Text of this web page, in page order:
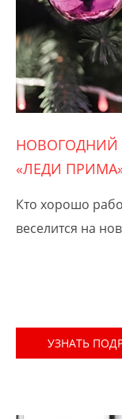
НОВОГОДНИЙ
«ЛЕДИ
Кто хорошо
веселится на
УЗНАТЬ